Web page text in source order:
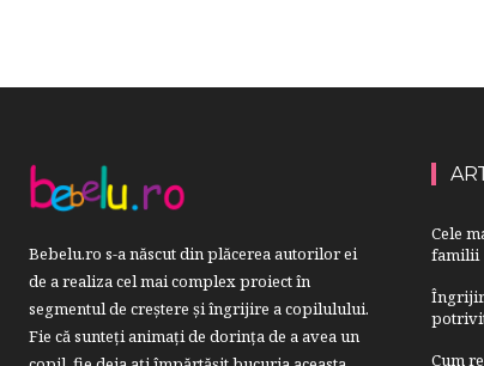
Bebelu.ro s-a născut din plăcerea autorilor ei
de a realiza cel mai complex proiect în
segmentul de creştere şi îngrijire a copilulului.
Fie că sunteţi animaţi de dorinţa de a avea un
Cele
familii
Cum